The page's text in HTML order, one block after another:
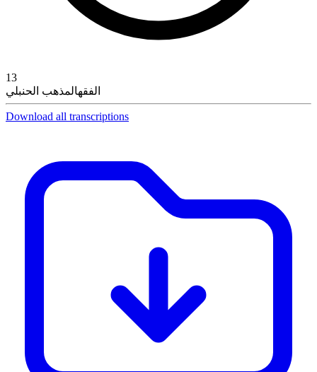
13
الفقهالمذهب الحنبلي
Download all transcriptions